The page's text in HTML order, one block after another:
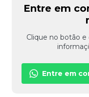
Entre em
Clique no botão
Entre em